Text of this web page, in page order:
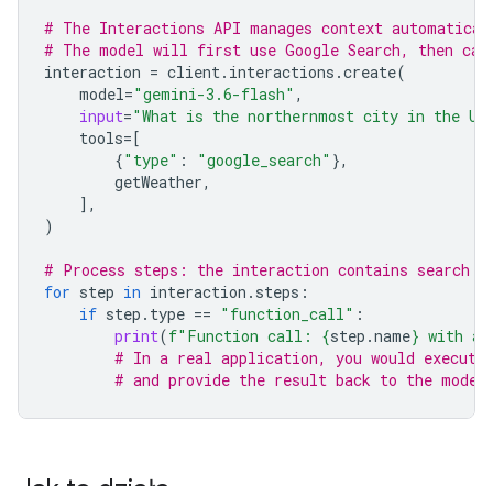
# The Interactions API manages context
# The model will first use Google Search, then
interaction = client. interactions .create(
model="gemini-3.6-flash" ,
input="What is the northernmost city in the
tools=[
{"type" : "google_search" },
getWeather,
],
)
# Process steps: the interaction contains search
for step in interaction . steps :
if step . type == "function_call" :
print(f"Function call: {step .name} with
# In a real application, you would
# and provide the result back to the